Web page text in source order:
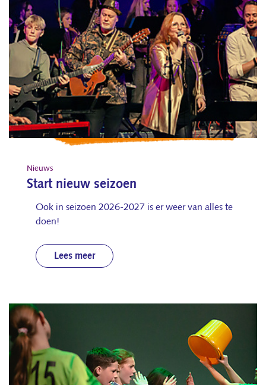
Nieuws
Start nieuw seizoen
Ook in seizoen 2026-2027 is er weer van alles te
doen!
Lees meer